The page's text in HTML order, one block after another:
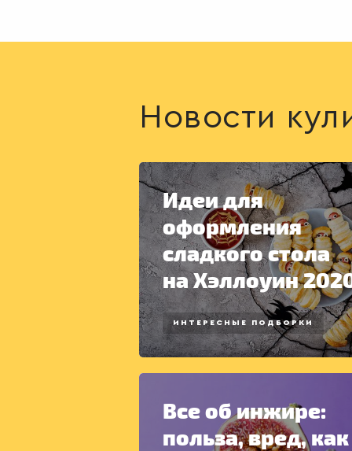
Новости
Идеи для
оформления
сладкого стола
на Хэллоуин
ИНТЕРЕСНЫЕ ПОДБОРКИ
Все об инжире:
польза, вред, как